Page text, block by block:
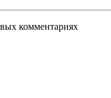
комментариях